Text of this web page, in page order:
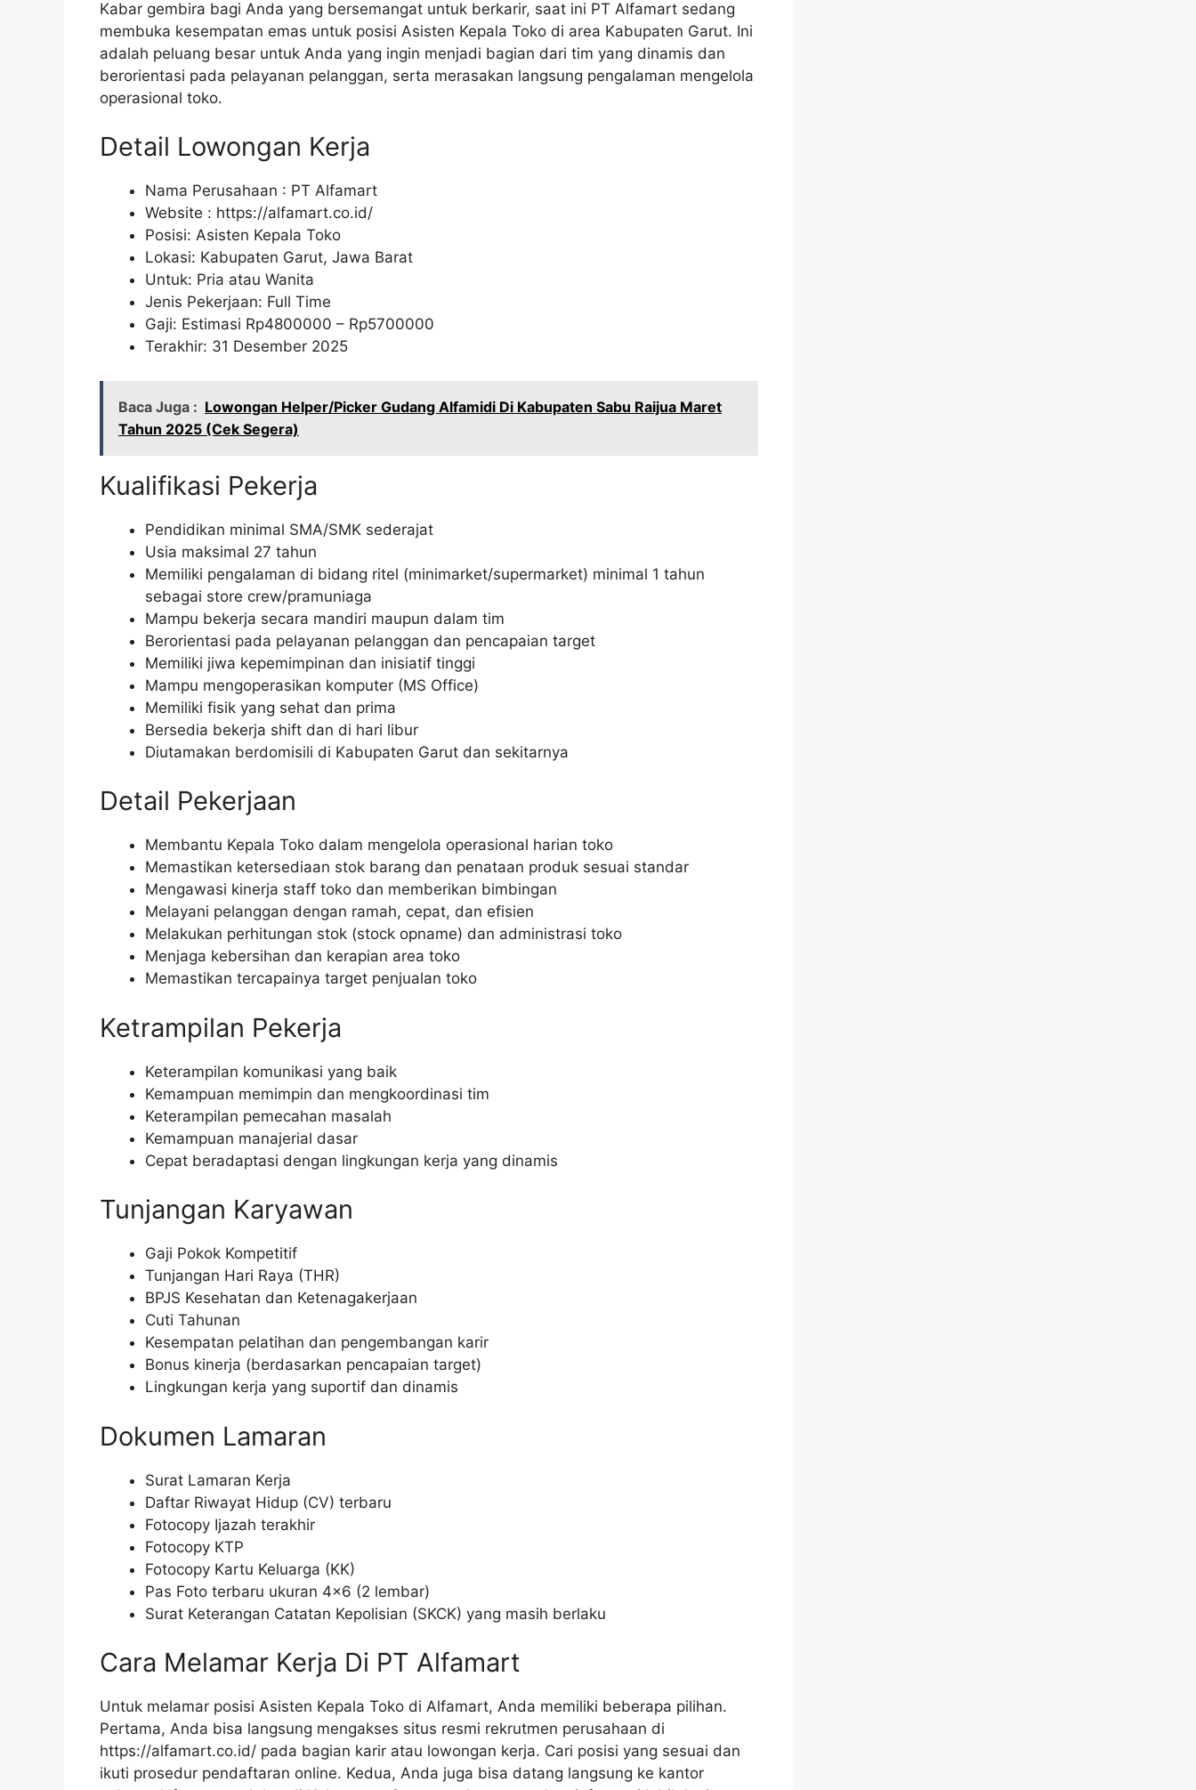
Kabar gembira bagi Anda yang bersemangat untuk berkarir, saat ini PT Alfamart sedang
membuka kesempatan emas untuk posisi Asisten Kepala Toko di area Kabupaten Garut. Ini
adalah peluang besar untuk Anda yang ingin menjadi bagian dari tim yang dinamis dan
berorientasi pada pelayanan pelanggan, serta merasakan langsung pengalaman mengelola
operasional toko.
Detail Lowongan Kerja
Nama Perusahaan : PT Alfamart
Website : https://alfamart.co.id/
Posisi: Asisten Kepala Toko
Lokasi: Kabupaten Garut, Jawa Barat
Untuk: Pria atau Wanita
Jenis Pekerjaan: Full Time
Gaji: Estimasi Rp4800000 – Rp5700000
Terakhir: 31 Desember 2025
Baca Juga : Lowongan Helper/Picker Gudang Alfamidi Di Kabupaten Sabu Raijua Maret
Tahun 2025 (Cek Segera)
Kualifikasi Pekerja
Pendidikan minimal SMA/SMK sederajat
Usia maksimal 27 tahun
Memiliki pengalaman di bidang ritel (minimarket/supermarket) minimal 1 tahun
sebagai store crew/pramuniaga
Mampu bekerja secara mandiri maupun dalam tim
Berorientasi pada pelayanan pelanggan dan pencapaian target
Memiliki jiwa kepemimpinan dan inisiatif tinggi
Mampu mengoperasikan komputer (MS Office)
Memiliki fisik yang sehat dan prima
Bersedia bekerja shift dan di hari libur
Diutamakan berdomisili di Kabupaten Garut dan sekitarnya
Detail Pekerjaan
Membantu Kepala Toko dalam mengelola operasional harian toko
Memastikan ketersediaan stok barang dan penataan produk sesuai standar
Mengawasi kinerja staff toko dan memberikan bimbingan
Melayani pelanggan dengan ramah, cepat, dan efisien
Melakukan perhitungan stok (stock opname) dan administrasi toko
Menjaga kebersihan dan kerapian area toko
Memastikan tercapainya target penjualan toko
Ketrampilan Pekerja
Keterampilan komunikasi yang baik
Kemampuan memimpin dan mengkoordinasi tim
Keterampilan pemecahan masalah
Kemampuan manajerial dasar
Cepat beradaptasi dengan lingkungan kerja yang dinamis
Tunjangan Karyawan
Gaji Pokok Kompetitif
Tunjangan Hari Raya (THR)
BPJS Kesehatan dan Ketenagakerjaan
Cuti Tahunan
Kesempatan pelatihan dan pengembangan karir
Bonus kinerja (berdasarkan pencapaian target)
Lingkungan kerja yang suportif dan dinamis
Dokumen Lamaran
Surat Lamaran Kerja
Daftar Riwayat Hidup (CV) terbaru
Fotocopy Ijazah terakhir
Fotocopy KTP
Fotocopy Kartu Keluarga (KK)
Pas Foto terbaru ukuran 4×6 (2 lembar)
Surat Keterangan Catatan Kepolisian (SKCK) yang masih berlaku
Cara Melamar Kerja Di PT Alfamart
Untuk melamar posisi Asisten Kepala Toko di Alfamart, Anda memiliki beberapa pilihan.
Pertama, Anda bisa langsung mengakses situs resmi rekrutmen perusahaan di
https://alfamart.co.id/ pada bagian karir atau lowongan kerja. Cari posisi yang sesuai dan
ikuti prosedur pendaftaran online. Kedua, Anda juga bisa datang langsung ke kantor